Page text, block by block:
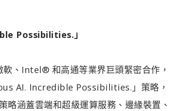
Possibilities.」
、Intel® 和高通等業界巨頭緊密合作
AI. Incredible Possibilities.」策略，
略涵蓋雲端和超級運算服務、邊緣裝置